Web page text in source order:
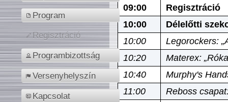
Program
Regisztráció
Programbizottság
Versenyhelyszín
Kapcsolat
09:00
Regisztráció
10:00
Délelőtti
10:00
Legorockers:
10:20
Materex:
10:40
Murphy's
11:00
Reboss